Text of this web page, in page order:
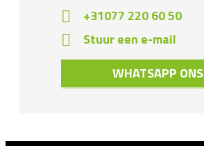
+31077 220 60 50
Stuur een e-mail
WHATSAPP ONS